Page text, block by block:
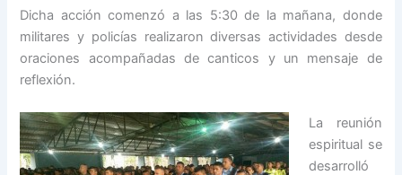
Dicha acción comenzó a las 5:30 de la mañana, donde
militares y policías realizaron diversas actividades desde
oraciones acompañadas de canticos y un mensaje de
reflexión.
La reunión
espiritual se
desarrolló